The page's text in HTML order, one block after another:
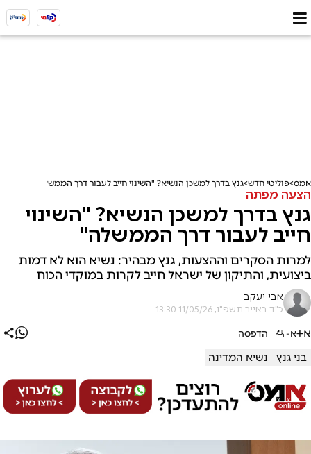
אמס פוליטי חדש גנץ בדרך למשכן הנשיא? "השינוי חייב לעבור דרך הממשלה"
הצעה מפתה
גנץ בדרך למשכן הנשיא? "השינוי
חייב לעבור דרך הממשלה"
למרות הסקרים וההצעות, גנץ מבהיר: נשיא הוא לא דמות
ביצועית, והתיקון של ישראל חייב לקרות במוקדי הכוח
אבי יעקב
כ"ד באייר תשפ"ו, 11/05/26 13:30
א+א- הדפסה
בני גנץ נשיא המדינה